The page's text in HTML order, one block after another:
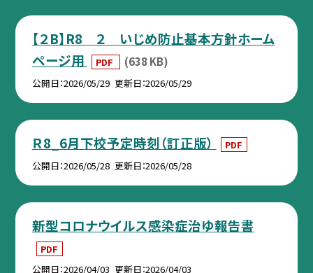
【２B】R8 ２ いじめ防止基本方針ホーム
ページ用
PDF (638 KB)
公開日 2026/05/29 更新日 2026/05/29
Ｒ8_6月下校予定時刻（訂正版）
PDF
公開日 2026/05/28 更新日 2026/05/28
新型コロナウイルス感染症治ゆ報告書
PDF
公開日 2026/04/03 更新日 2026/04/03